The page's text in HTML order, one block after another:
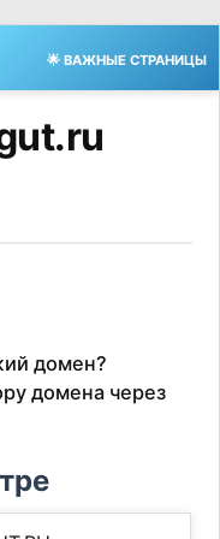
🌟 ВАЖНЫЕ СТРАНИЦЫ
домен?
домена через